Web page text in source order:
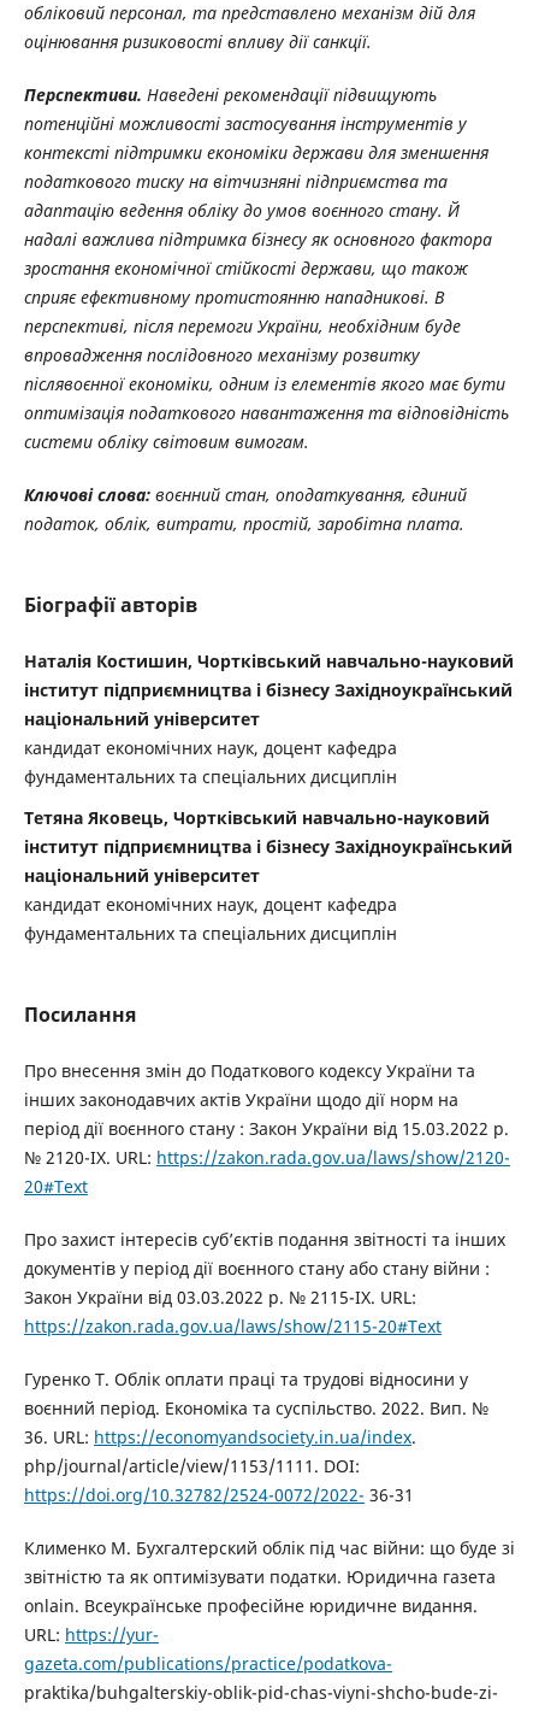
обліковий персонал, та представлено механізм дій для
оцінювання ризиковості впливу дії санкції.
Перспективи. Наведені рекомендації підвищують
потенційні можливості застосування інструментів у
контексті підтримки економіки держави для зменшення
податкового тиску на вітчизняні підприємства та
адаптацію ведення обліку до умов воєнного стану. Й
надалі важлива підтримка бізнесу як основного фактора
зростання економічної стійкості держави, що також
сприяє ефективному протистоянню нападникові. В
перспективі, після перемоги України, необхідним буде
впровадження послідовного механізму розвитку
післявоєнної економіки, одним із елементів якого має бути
оптимізація податкового навантаження та відповідність
системи обліку світовим вимогам.
Ключові слова: воєнний стан, оподаткування, єдиний
податок, облік, витрати, простій, заробітна плата.
Біографії авторів
Наталія Костишин, Чортківський навчально-науковий
інститут підприємництва і бізнесу Західноукраїнський
національний університет
кандидат економічних наук, доцент кафедра
фундаментальних та спеціальних дисциплін
Тетяна Яковець, Чортківський навчально-науковий
інститут підприємництва і бізнесу Західноукраїнський
національний університет
кандидат економічних наук, доцент кафедра
фундаментальних та спеціальних дисциплін
Посилання
Про внесення змін до Податкового кодексу України та
інших законодавчих актів України щодо дії норм на
період дії воєнного стану : Закон України від 15.03.2022 р.
№ 2120-IX. URL: https://zakon.rada.gov.ua/laws/show/2120-
20#Text
Про захист інтересів суб’єктів подання звітності та інших
документів у період дії воєнного стану або стану війни :
Закон України від 03.03.2022 р. № 2115-IX. URL:
https://zakon.rada.gov.ua/laws/show/2115-20#Text
Гуренко Т. Облік оплати праці та трудові відносини у
воєнний період. Економіка та суспільство. 2022. Вип. №
36. URL: https://economyandsociety.in.ua/index.
php/journal/article/view/1153/1111. DOI:
https://doi.org/10.32782/2524-0072/2022- 36-31
Клименко М. Бухгалтерский облік під час війни: що буде зі
звітністю та як оптимізувати податки. Юридична газета
onlain. Всеукраїнське професійне юридичне видання.
URL: https://yur-
gazeta.com/publications/practice/podatkova-
praktika/buhgalterskiy-oblik-pid-chas-viyni-shcho-bude-zi-